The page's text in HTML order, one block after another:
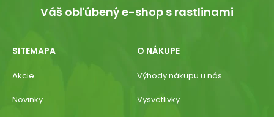
Váš obľúbený e-shop s rastlinami
SITEMAPA
Akcie
Novinky
O NÁKUPE
Výhody nákupu u nás
Vysvetlivky